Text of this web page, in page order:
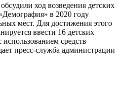
ход возведения детских
в 2020 году
мест. Для достижения этого
ввести 16 детских
использованием средств
пресс-служба администрации